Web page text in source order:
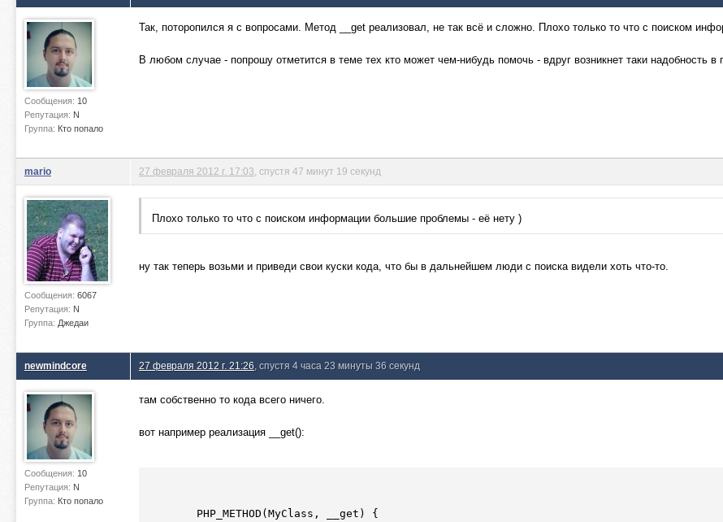
Сообщения: 10
Репутация: N
Группа: Кто попало
Так, поторопился я с вопросами. Метод __get реализовал, не так всё и сложно. Плохо только то что с поиском
В любом случае - попрошу отметится в теме тех кто может чем-нибудь помочь - вдруг возникнет таки надобность
mario
Сообщения: 6067
Репутация: N
Группа: Джедаи
27 февраля 2012 г. 17:03 , спустя 47 минут 19 секунд
Плохо только то что с поиском информации большие проблемы - её нету )
ну так теперь возьми и приведи свои куски кода, что бы в дальнейшем люди с поиска видели хоть что-то.
newmindcore
Сообщения: 10
Репутация: N
Группа: Кто попало
27 февраля 2012 г. 21:26 , спустя 4 часа 23 минуты 36 секунд
там собственно то кода всего ничего.
вот например реализация __get():